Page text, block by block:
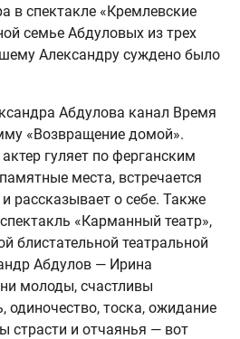
в спектакле «Кремлевские
семье Абдуловых из трех
Александру суждено было
Абдулова канал Время
«Возвращение домой».
гуляет по ферганским
места, встречается
рассказывает о себе. Также
«Карманный театр»,
блистательной театральной
Абдулов — Ирина
молоды, счастливы
одиночество, тоска, ожидание
страсти и отчаянья — вот